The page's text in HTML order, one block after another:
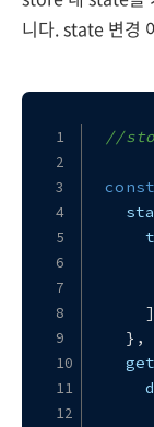
니다. state 변경
//
const
    ]
  },